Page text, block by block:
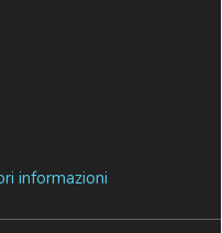
informazioni